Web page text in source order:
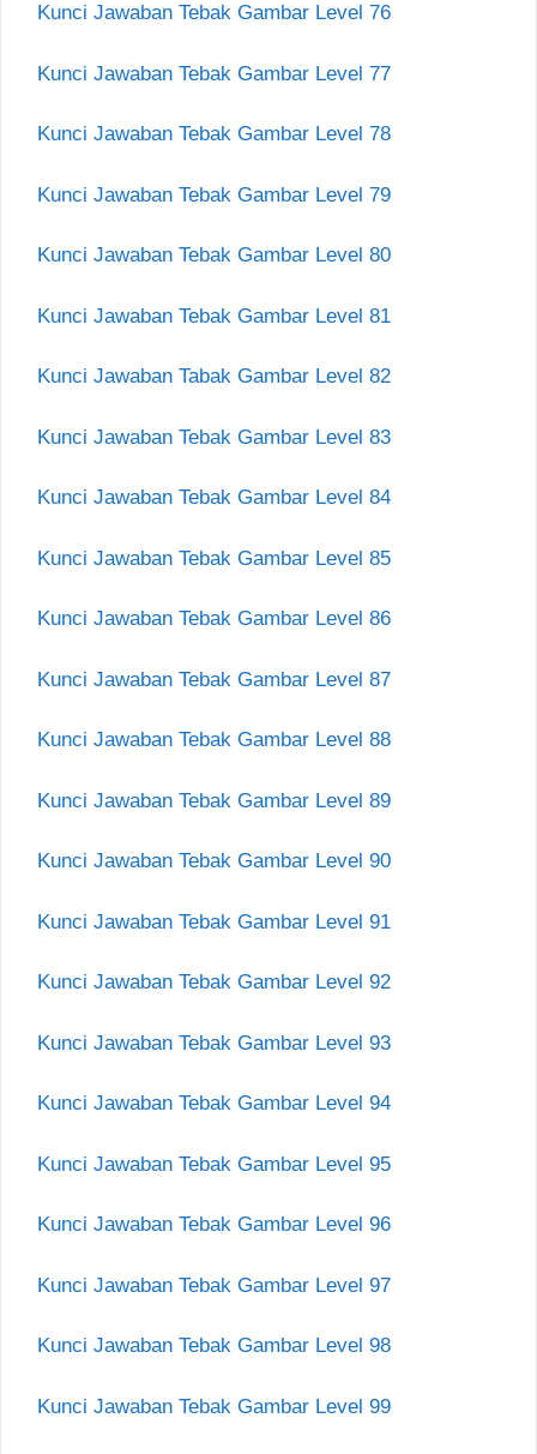
Kunci Jawaban Tebak Gambar Level 76
Kunci Jawaban Tebak Gambar Level 77
Kunci Jawaban Tebak Gambar Level 78
Kunci Jawaban Tebak Gambar Level 79
Kunci Jawaban Tebak Gambar Level 80
Kunci Jawaban Tebak Gambar Level 81
Kunci Jawaban Tabak Gambar Level 82
Kunci Jawaban Tebak Gambar Level 83
Kunci Jawaban Tebak Gambar Level 84
Kunci Jawaban Tebak Gambar Level 85
Kunci Jawaban Tebak Gambar Level 86
Kunci Jawaban Tebak Gambar Level 87
Kunci Jawaban Tebak Gambar Level 88
Kunci Jawaban Tebak Gambar Level 89
Kunci Jawaban Tebak Gambar Level 90
Kunci Jawaban Tebak Gambar Level 91
Kunci Jawaban Tebak Gambar Level 92
Kunci Jawaban Tebak Gambar Level 93
Kunci Jawaban Tebak Gambar Level 94
Kunci Jawaban Tebak Gambar Level 95
Kunci Jawaban Tebak Gambar Level 96
Kunci Jawaban Tebak Gambar Level 97
Kunci Jawaban Tebak Gambar Level 98
Kunci Jawaban Tebak Gambar Level 99